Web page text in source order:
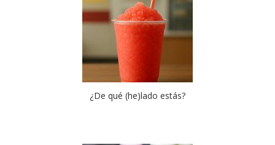
¿De qué (he)lado estás?